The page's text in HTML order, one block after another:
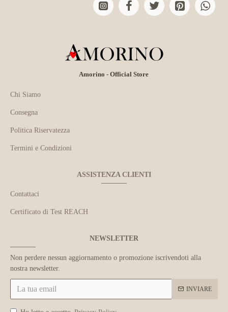
Amorino - Official Store
Chi Siamo
Consegna
Politica Riservatezza
Termini e Condizioni
ASSISTENZA CLIENTI
Contattaci
Certificato di Test REACH
NEWSLETTER
Non perdere nessun aggiornamento o promozione iscrivendoti alla
nostra newsletter.
INVIARE